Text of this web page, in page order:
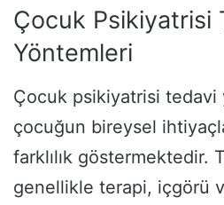
Çocuk Psikiyatrisi
Yöntemleri
Çocuk psikiyatrisi
çocuğun bireysel
farklılık göstermektedir.
genellikle terapi, içgörü